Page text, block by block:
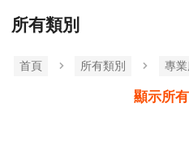
所有類別
首頁 所有類別 專
顯示所